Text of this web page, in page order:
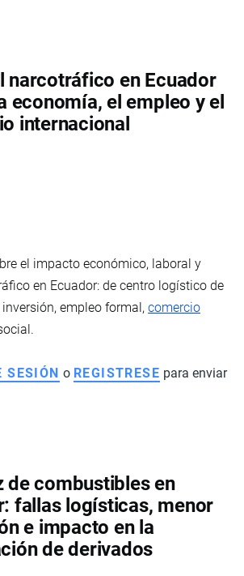
narcotráfico en Ecuador
economía, el empleo y el
internacional
el impacto económico, laboral y
en Ecuador: de centro logístico de
empleo formal, comercio
SESIÓN o REGISTRESE para enviar
de combustibles en
fallas logísticas, menor
e impacto en la
de derivados